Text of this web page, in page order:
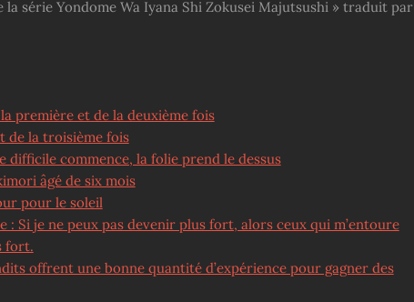
la série Yondome Wa Iyana Shi Zokusei Majutsushi » traduit par
première et de la deuxième fois
de la troisième fois
difficile commence, la folie prend le dessus
âgé de six mois
pour le soleil
: Si je ne peux pas devenir plus fort, alors ceux qui m’entoure
fort.
offrent une bonne quantité d’expérience pour gagner des